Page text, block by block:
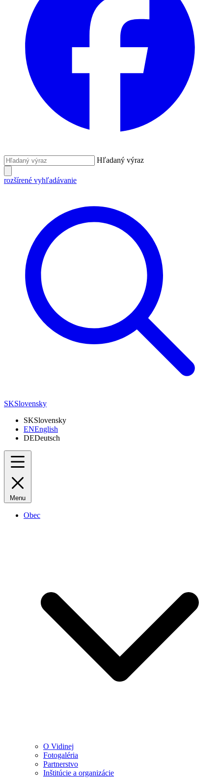
Hľadaný výraz
rozšírené vyhľadávanie
SKSlovensky
SKSlovensky
ENEnglish
DEDeutsch
Menu
Obec
O Vidinej
Fotogaléria
Partnerstvo
Inštitúcie a organizácie